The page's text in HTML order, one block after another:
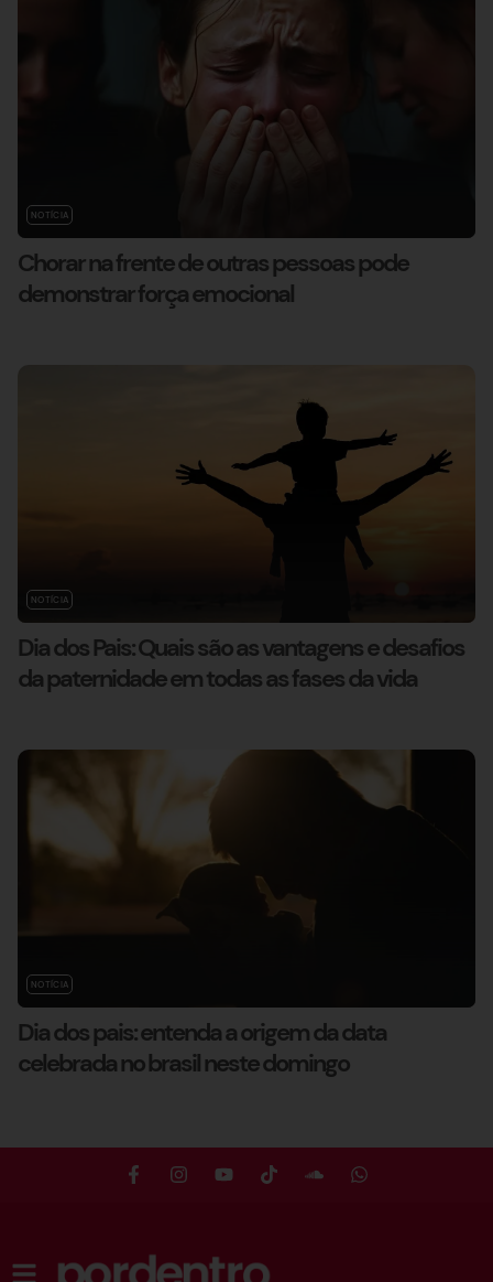
NOTÍCIA
Chorar na frente de outras pessoas pode
demonstrar força emocional
NOTÍCIA
Dia dos Pais: Quais são as vantagens e desafios
da paternidade em todas as fases da vida
NOTÍCIA
Dia dos pais: entenda a origem da data
celebrada no brasil neste domingo